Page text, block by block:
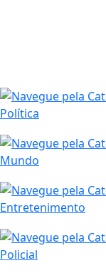
Política
Mundo
Entretenimento
Policial